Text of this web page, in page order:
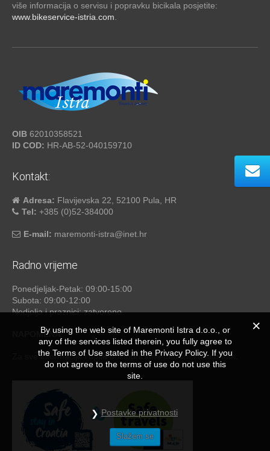
više informacija o servisu i popravku bicikala posjetite:
www.bikeservice-istria.com.
OIB 62010358521
ID COD: HR-AB-52-040159710
Kontakt:
Adresa: Flavijevska 22, 52100 Pula, HR
Tel: +385 (0)52-384000
E-mail: maremonti-istra@inet.hr
Radno vrijeme
Ponedjeljak-Petak: 09:00-15:00
Subota: 09:00-12:00
Nedjelja i praznici: zatvoreno
NAPOMENA
Za sve informacije i upite dostupni smo mailom i telefonom.
By using the web site of Maremonti Istra d.o.o., or
any of the services listed therein, you fully agree to
the Terms of Use stated in the Privacy Policy. If you
do not agree to the terms of use do not use this
site.
Postavke privatnosti
Slažem se